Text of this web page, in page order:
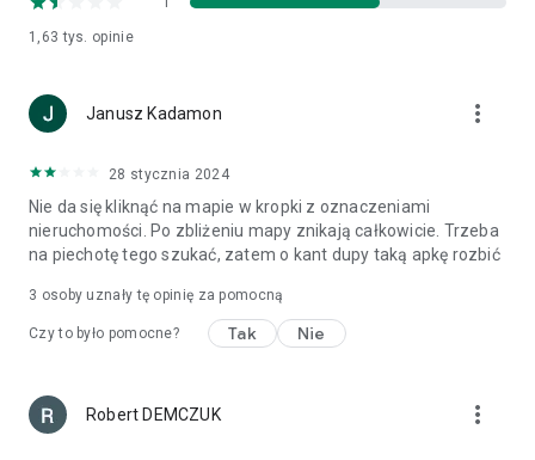
1,63 tys. opinie
Janusz Kadamon more_vert
28 stycznia 2024
Nie da się kliknąć na mapie w kropki z oznaczeniami
nieruchomości. Po zbliżeniu mapy znikają całkowicie. Trzeba
na piechotę tego szukać, zatem o kant dupy taką apkę rozbić
3 osoby uznały tę opinię za pomocną
Czy to było pomocne? Tak Nie
Robert DEMCZUK more_vert